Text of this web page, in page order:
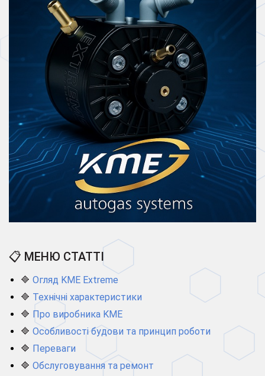
📋 МЕНЮ СТАТТІ
🔷 Огляд KME Extreme
🔷 Технічні характеристики
🔷 Про виробника KME
🔷 Особливості будови та принцип роботи
🔷 Переваги
🔷 Обслуговування та ремонт